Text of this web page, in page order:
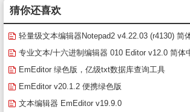
猜你还喜欢
轻量级文本编辑器Notepad2 v4.22.03 (r4130) 简
专业文本/十六进制编辑器 010 Editor v12.0 简体
EmEditor 绿色版，亿级txt数据库查询工具
EmEditor v20.1.2 便携绿色版
文本编辑器 EmEditor v19.9.0